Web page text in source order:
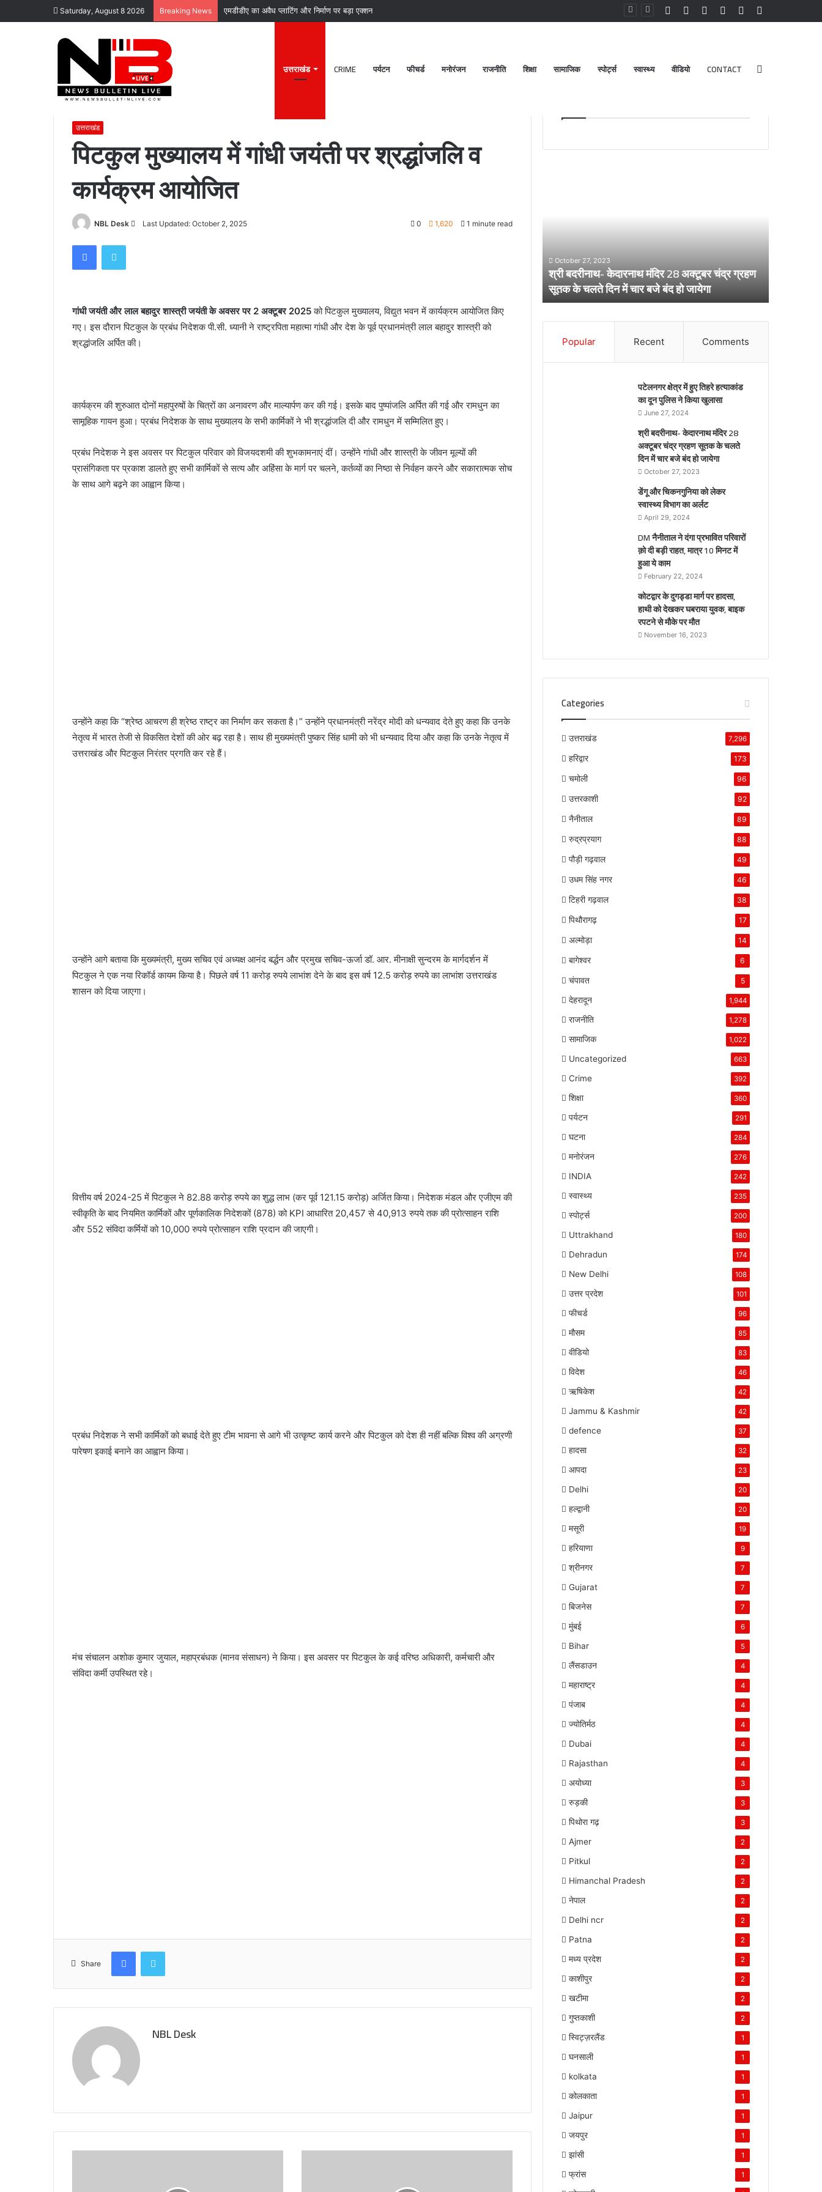
Saturday, August 8 2026 Breaking News एमडीडीए का अवैध प्लाटिंग और निर्माण पर बड़ा एक्शन
Random
Log
Instagram
YouTube
Facebook
उत्तराखंड CRIME पर्यटन फीचर्ड मनोरंजन राजनीति शिक्षा सामाजिक स्पोर्ट्स स्वास्थ्य वीडियो CONTACT
Home /उत्तराखंड /पिटकुल मुख्यालय में गांधी जयंती पर श्रद्धांजलि व कार्यक्रम आयोजित
उत्तराखंड
पिटकुल मुख्यालय में गांधी जयंती पर श्रद्धांजलि व
कार्यक्रम आयोजित
NBL Desk
Send
Last Updated: October 2, 2025 0 1,620 1 minute read
FacebookTwitter
गांधी जयंती और लाल बहादुर शास्त्री जयंती के अवसर पर 2 अक्टूबर 2025को पिटकुल मुख्यालय, विद्युत भवन में कार्यक्रम आयोजित किए
गए। इस दौरान पिटकुल के प्रबंध निदेशक पी.सी. ध्यानी ने राष्ट्रपिता महात्मा गांधी और देश के पूर्व प्रधानमंत्री लाल बहादुर शास्त्री को
श्रद्धांजलि अर्पित की।
कार्यक्रम की शुरुआत दोनों महापुरुषों के चित्रों का अनावरण और माल्यार्पण कर की गई। इसके बाद पुष्पांजलि अर्पित की गई और रामधुन का
सामूहिक गायन हुआ। प्रबंध निदेशक के साथ मुख्यालय के सभी कार्मिकों ने भी श्रद्धांजलि दी और रामधुन में सम्मिलित हुए।
प्रबंध निदेशक ने इस अवसर पर पिटकुल परिवार को विजयदशमी की शुभकामनाएं दीं। उन्होंने गांधी और शास्त्री के जीवन मूल्यों की
प्रासंगिकता पर प्रकाश डालते हुए सभी कार्मिकों से सत्य और अहिंसा के मार्ग पर चलने, कर्तव्यों का निष्ठा से निर्वहन करने और सकारात्मक सोच
के साथ आगे बढ़ने का आह्वान किया।
उन्होंने कहा कि “श्रेष्ठ आचरण ही श्रेष्ठ राष्ट्र का निर्माण कर सकता है।” उन्होंने प्रधानमंत्री नरेंद्र मोदी को धन्यवाद देते हुए कहा कि उनके
नेतृत्व में भारत तेजी से विकसित देशों की ओर बढ़ रहा है। साथ ही मुख्यमंत्री पुष्कर सिंह धामी को भी धन्यवाद दिया और कहा कि उनके नेतृत्व में
उत्तराखंड और पिटकुल निरंतर प्रगति कर रहे हैं।
उन्होंने आगे बताया कि मुख्यमंत्री, मुख्य सचिव एवं अध्यक्ष आनंद बर्द्धन और प्रमुख सचिव-ऊर्जा डॉ. आर. मीनाक्षी सुन्दरम के मार्गदर्शन में
पिटकुल ने एक नया रिकॉर्ड कायम किया है। पिछले वर्ष 11 करोड़ रुपये लाभांश देने के बाद इस वर्ष 12.5 करोड़ रुपये का लाभांश उत्तराखंड
शासन को दिया जाएगा।
वित्तीय वर्ष 2024-25 में पिटकुल ने 82.88 करोड़ रुपये का शुद्ध लाभ (कर पूर्व 121.15 करोड़) अर्जित किया। निदेशक मंडल और एजीएम की
स्वीकृति के बाद नियमित कार्मिकों और पूर्णकालिक निदेशकों (878) को KPI आधारित 20,457 से 40,913 रुपये तक की प्रोत्साहन राशि
और 552 संविदा कर्मियों को 10,000 रुपये प्रोत्साहन राशि प्रदान की जाएगी।
प्रबंध निदेशक ने सभी कार्मिकों को बधाई देते हुए टीम भावना से आगे भी उत्कृष्ट कार्य करने और पिटकुल को देश ही नहीं बल्कि विश्व की अग्रणी
पारेषण इकाई बनाने का आह्वान किया।
मंच संचालन अशोक कुमार जुयाल, महाप्रबंधक (मानव संसाधन) ने किया। इस अवसर पर पिटकुल के कई वरिष्ठ अधिकारी, कर्मचारी और
संविदा कर्मी उपस्थित रहे।
Share
FacebookTwitter
NBL Desk
कोटद्वार
के
दुगड्डा
पर
बाइक
रपटने
से
November 16, 2023
कोटद्वार के दुगड्डा मार्ग पर हादसा, हाथी को देखकर
खुलासा
ग्रहण
सूतक
के
चलते
October 27, 2023
श्री बदरीनाथ- केदारनाथ मंदिर 28 अक्टूबर चंद्र ग्रहण
सूतक के चलते दिन में चार बजे बंद हो जायेगा
Popular Recent Comments
पटेलनगर क्षेत्र में हुए तिहरे हत्याकांड
का दून पुलिस ने किया खुलासा
June 27, 2024
श्री बदरीनाथ- केदारनाथ मंदिर 28
अक्टूबर चंद्र ग्रहण सूतक के चलते
दिन में चार बजे बंद हो जायेगा
October 27, 2023
डेंगू और चिकनगुनिया को लेकर
स्वास्थ्य विभाग का अर्लट
April 29, 2024
DM नैनीताल ने दंगा प्रभावित परिवारों
क़ो दी बड़ी राहत, मात्र 10 मिनट में
हुआ ये काम
February 22, 2024
कोटद्वार के दुगड्डा मार्ग पर हादसा,
हाथी को देखकर घबराया युवक, बाइक
रपटने से मौके पर मौत
November 16, 2023
Categories
उत्तराखंड 7,296
हरिद्वार 173
चमोली 96
उत्तरकाशी 92
नैनीताल 89
रुद्रप्रयाग 88
पौड़ी गढ़वाल 49
उधम सिंह नगर 46
टिहरी गढ़वाल 38
पिथौरागढ़ 17
अल्मोड़ा 14
बागेश्वर 6
चंपावत 5
देहरादून 1,944
राजनीति 1,278
सामाजिक 1,022
Uncategorized 663
Crime 392
शिक्षा 360
पर्यटन 291
घटना 284
मनोरंजन 276
INDIA 242
स्वास्थ्य 235
स्पोर्ट्स 200
Uttrakhand 180
Dehradun 174
New Delhi 108
उत्तर प्रदेश 101
फीचर्ड 96
मौसम 85
वीडियो 83
विदेश 46
ऋषिकेश 42
Jammu & Kashmir 42
defence 37
हादसा 32
आपदा 23
Delhi 20
हल्द्वानी 20
मसूरी 19
हरियाणा 9
श्रीनगर 7
Gujarat 7
बिजनेस 7
मुंबई 6
Bihar 5
लैंसडाउन 4
महाराष्ट्र 4
पंजाब 4
ज्योतिर्मठ 4
Dubai 4
Rajasthan 4
अयोध्या 3
रुड़की 3
पिथोरा गढ़ 3
Ajmer 2
Pitkul 2
Himanchal Pradesh 2
नेपाल 2
Delhi ncr 2
Patna 2
मध्य प्रदेश 2
काशीपुर 2
खटीमा 2
गुप्तकाशी 2
स्विट्ज़रलैंड 1
घनसाली 1
kolkata 1
कोलकाता 1
Jaipur 1
जयपुर 1
झांसी 1
फ्रांस 1